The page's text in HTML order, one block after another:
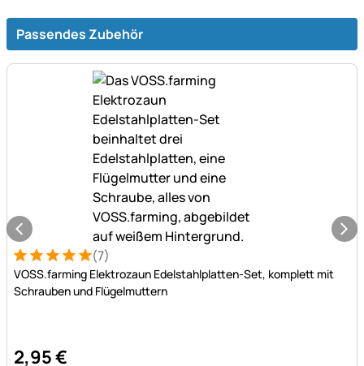
Passendes Zubehör
Bewertung: 5 von 5 (7 Bewertungen)
7 Bewertungen(7)
VOSS.farming Elektrozaun Edelstahlplatten-Set, komplett mit
Schrauben und Flügelmuttern
2,95€